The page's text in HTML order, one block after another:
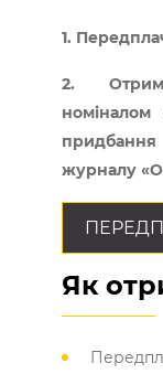
1.
2.
журналу
Як